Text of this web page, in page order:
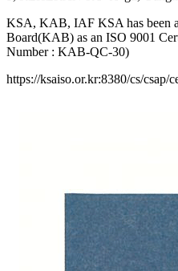
KSA, KAB, IAF KSA has been
Board(KAB) as an ISO 9001
Number : KAB-QC-30)
https://ksaiso.or.kr:8380/cs/